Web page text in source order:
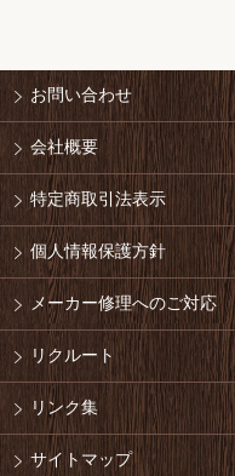
お問い合わせ
会社概要
特定商取引法表示
個人情報保護方針
メーカー修理へのご対応
リクルート
リンク集
サイトマップ